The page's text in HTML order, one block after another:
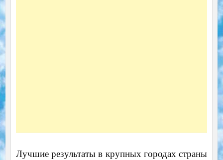
Лучшие результаты в крупных городах страны